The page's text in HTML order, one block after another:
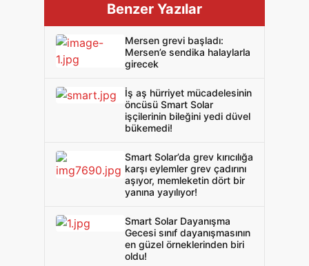
Benzer Yazılar
Mersen grevi başladı:
Mersen’e sendika halaylarla
girecek
İş aş hürriyet mücadelesinin
öncüsü Smart Solar
işçilerinin bileğini yedi düvel
bükemedi!
Smart Solar’da grev kırıcılığa
karşı eylemler grev çadırını
aşıyor, memleketin dört bir
yanına yayılıyor!
Smart Solar Dayanışma
Gecesi sınıf dayanışmasının
en güzel örneklerinden biri
oldu!